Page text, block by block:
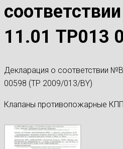
11.01 ТР013
Декларация о соответствии
00598 (ТР 2009/013/BY)
Клапаны противопожарные